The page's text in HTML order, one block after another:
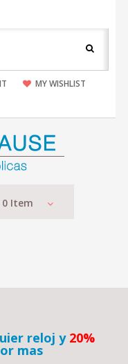
MY WISHLIST
0Item
reloj y 20%
mas